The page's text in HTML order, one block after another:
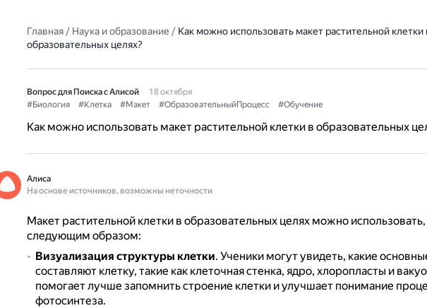
Главная/ Наука и образование / Как можно использовать макет растительной клетки
образовательных целях?
Вопрос для Поиска с Алисой
18 октября
#Биология
#Клетка #Макет #ОбразовательныйПроцесс #Обучение
Как можно использовать макет растительной клетки в образовательных
Алиса
На основе источников, возможны неточности
Макет растительной клетки в образовательных целях можно
следующим образом:
Визуализация структуры клетки. Ученики могут увидеть, какие
составляют клетку, такие как клеточная стенка, ядро, хлоропласты и
помогает лучше запомнить строение клетки и улучшает понимание
фотосинтеза.